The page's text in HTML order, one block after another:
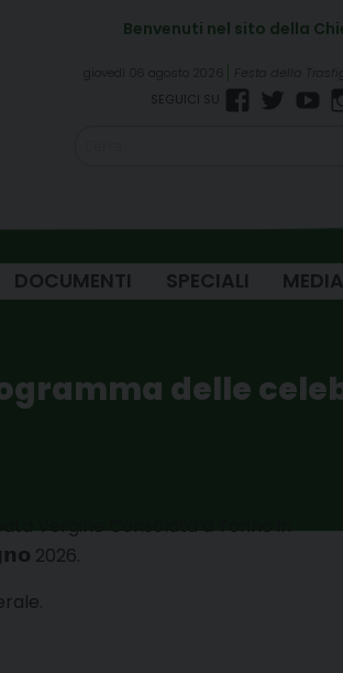
giovedì 06 agosto 2026 Festa della
Facebook
Twitter
DOCUMENTI SPECIALI MEDIA
delle
Vergine Consolata a Torino in
2026.